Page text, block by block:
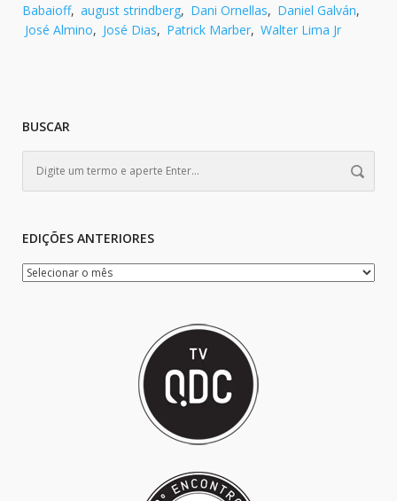
Babaioff, august strindberg, Dani Ornellas, Daniel Galván,
José Almino, José Dias, Patrick Marber, Walter Lima Jr
BUSCAR
EDIÇÕES ANTERIORES